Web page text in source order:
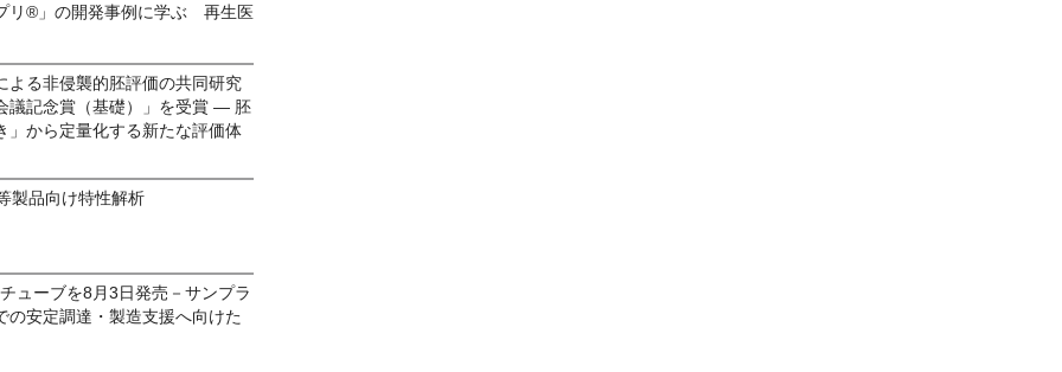
リ®」の開発事例に学ぶ 再生医
よる非侵襲的胚評価の共同研究
議記念賞（基礎）」を受賞 ― 胚
」から定量化する新たな評価体
製品向け特性解析
ューブを8月3日発売－サンプラ
の安定調達・製造支援へ向けた